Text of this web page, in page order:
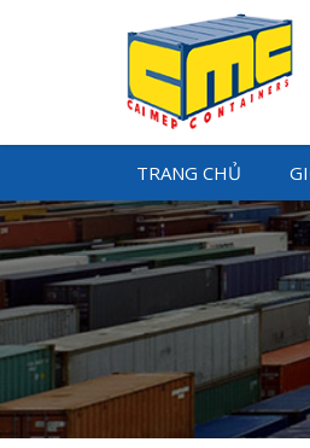
TRANG CHỦ
CONTAINER KHÔ 20
MỚI